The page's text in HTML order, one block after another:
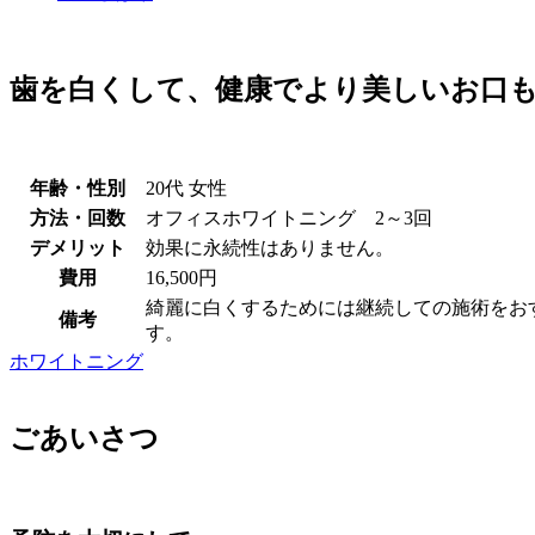
歯を白くして、健康でより美しいお口
年齢・性別
20代 女性
方法・回数
オフィスホワイトニング 2～3回
デメリット
効果に永続性はありません。
費用
16,500円
備考
綺麗に白くするためには継続しての施術をお
す。
ホワイトニング
ごあいさつ